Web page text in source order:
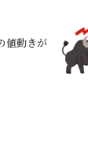
値動きが